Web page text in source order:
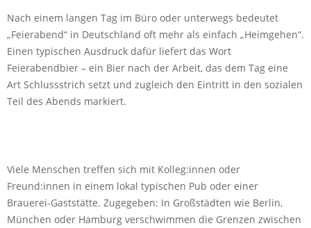
Nach einem langen Tag im Büro oder unterwegs bedeutet
„Feierabend“ in Deutschland oft mehr als einfach „Heimgehen“.
Einen typischen Ausdruck dafür liefert das Wort
Feierabendbier – ein Bier nach der Arbeit, das dem Tag eine
Art Schlussstrich setzt und zugleich den Eintritt in den sozialen
Teil des Abends markiert.
Viele Menschen treffen sich mit Kolleg:innen oder
Freund:innen in einem lokal typischen Pub oder einer
Brauerei-Gaststätte. Zugegeben: In Großstädten wie Berlin,
München oder Hamburg verschwimmen die Grenzen zwischen